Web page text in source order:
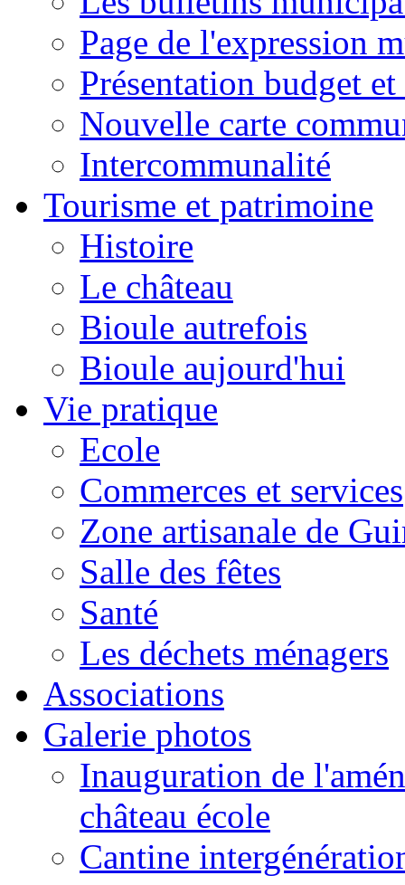
Page de l'expression
Présentation budget
Nouvelle carte
Intercommunalité
Tourisme et patrimoine
Histoire
Le château
Bioule autrefois
Bioule aujourd'hui
Vie pratique
Ecole
Commerces et services
Zone artisanale de
Salle des fêtes
Santé
Les déchets ménagers
Associations
Galerie photos
Inauguration de
château école
Cantine